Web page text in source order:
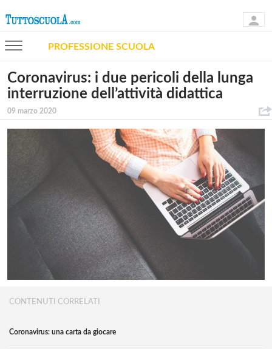
PROFESSIONE SCUOLA
Coronavirus: i due pericoli della lunga
interruzione dell’attività didattica
09 marzo 2020
CONTENUTI CORRELATI
Coronavirus: una carta da giocare